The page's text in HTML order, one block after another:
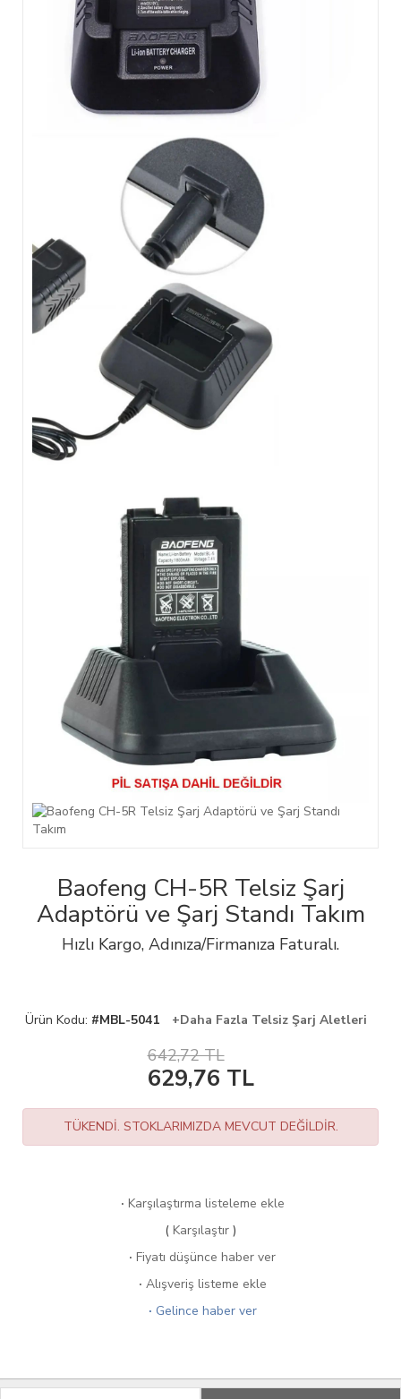
Baofeng CH-5R Telsiz Şarj
Adaptörü ve Şarj Standı Takım
Hızlı Kargo, Adınıza/Firmanıza Faturalı.
Ürün Kodu: #MBL-5041 +Daha Fazla Telsiz Şarj Aletleri
642,72 TL
629,76 TL
TÜKENDİ. STOKLARIMIZDA MEVCUT DEĞİLDİR.
· Karşılaştırma listeleme ekle
( Karşılaştır )
· Fiyatı düşünce haber ver
· Alışveriş listeme ekle
· Gelince haber ver